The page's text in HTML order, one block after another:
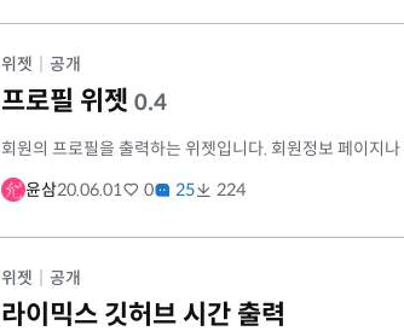
위젯 공개
프로필 위젯 0.4
회원의 프로필을 출력하는 위젯입니다. 회원정보 페이지
윤삼20.06.01 0 25 224
위젯 공개
라이믹스 깃허브 시간 출력